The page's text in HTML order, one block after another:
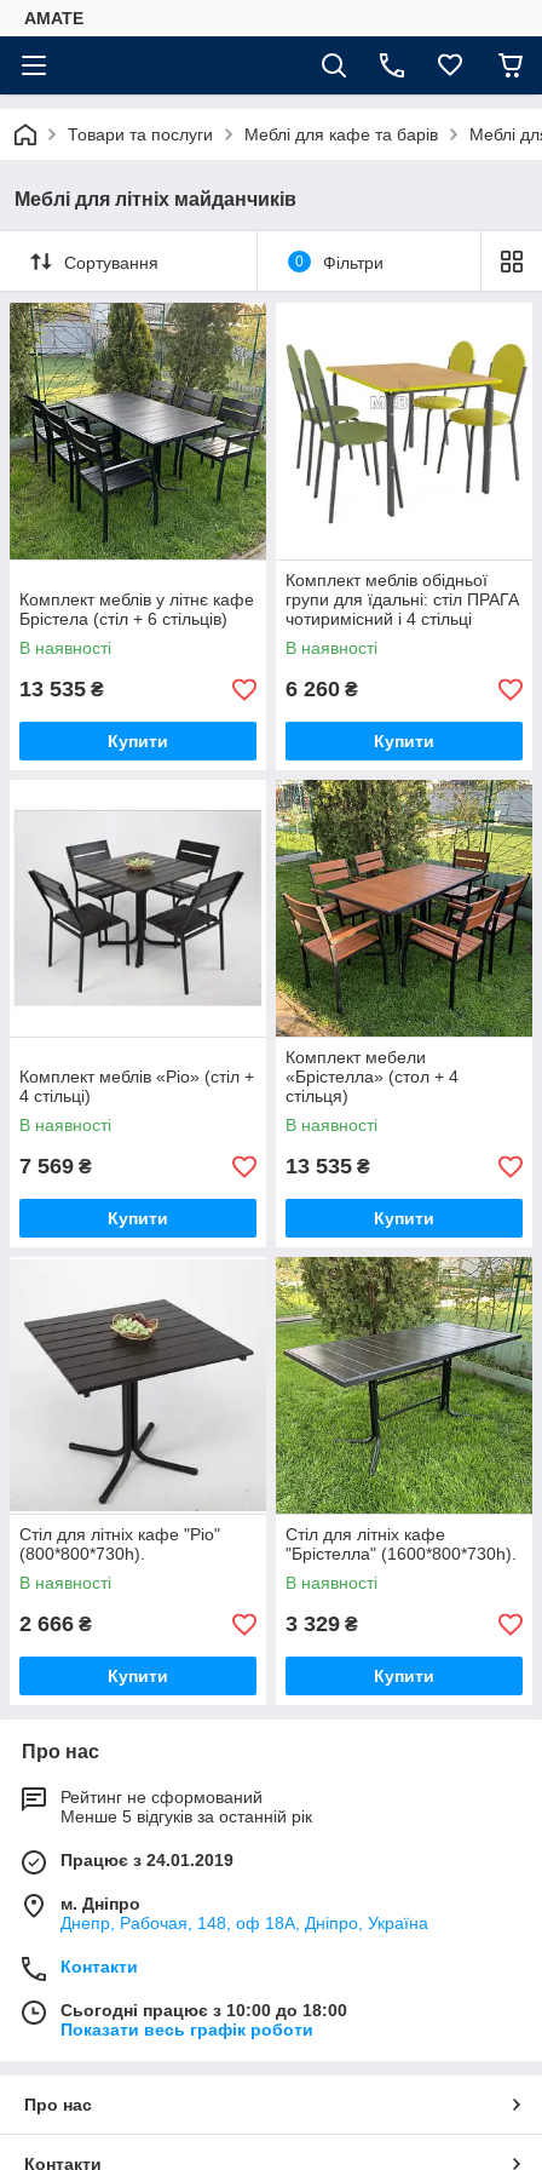
AMATE
Товари та послуги Меблі для кафе та барів Меблі
Меблі для літніх майданчиків
Сортування 0 Фільтри
Комплект меблів у літнє кафе
Брістела (стіл + 6 стільців)
В наявності
13 535 ₴
Купити
Комплект меблів обідньої
групи для їдальні: стіл ПРАГА
чотиримісний і 4 стільці
VELAS
В наявності
6 260 ₴
Купити
Комплект меблів «Ріо» (стіл +
4 стільці)
В наявності
7 569 ₴
Купити
Комплект мебели
«Брістелла» (стол + 4
стільця)
В наявності
13 535 ₴
Купити
Стіл для літніх кафе "Ріо"
(800*800*730h).
В наявності
2 666 ₴
Купити
Стіл для літніх кафе
"Брістелла" (1600*800*730h).
В наявності
3 329 ₴
Купити
Про нас
Рейтинг не сформований
Менше 5 відгуків за останній рік
Працює з 24.01.2019
м. Дніпро
Днепр, Рабочая, 148, оф 18А, Дніпро, Україна
Контакти
Сьогодні працює з 10:00 до 18:00
Показати весь графік роботи
Про нас
Контакти